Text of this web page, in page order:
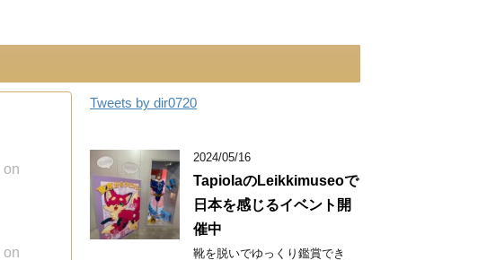
on
on
Tweets by dir0720
2024/05/16
TapiolaのLeikkimuseoで
日本を感じるイベント開
催中
靴を脱いでゆっくり鑑賞でき